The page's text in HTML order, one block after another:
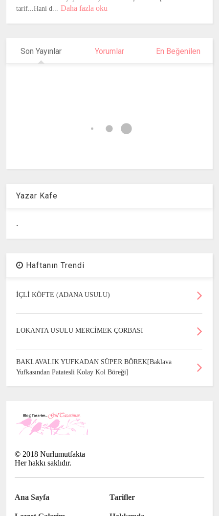
tarif...Hani d... Daha fazla oku
Son Yayınlar Yorumlar En Beğenilen
Yazar Kafe
.
Haftanın Trendi
İÇLİ KÖFTE (ADANA USULU)
LOKANTA USULU MERCİMEK ÇORBASI
BAKLAVALIK YUFKADAN SÜPER BÖREK[Baklava
Yufkasından Patatesli Kolay Kol Böreği]
© 2018 Nurlumutfakta
Her hakkı saklıdır.
Ana Sayfa Tarifler